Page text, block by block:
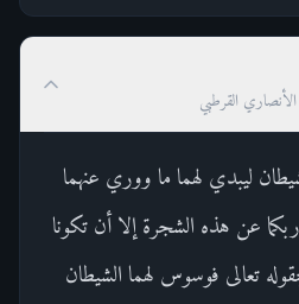
الأنصاري القرطبي
ليبدي لهما ما ووري عنهما
عن هذه الشجرة إلا أن تكونا
تعالى فوسوس لهما الشيطان